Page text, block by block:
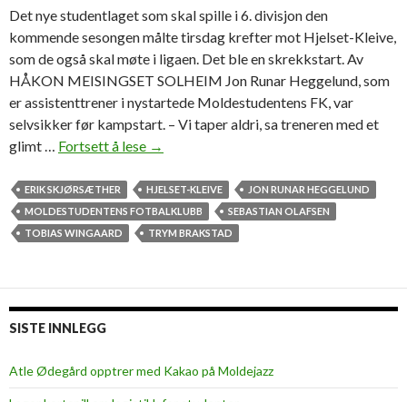
n
d
v
i
c
t
y
Det nye studentlaget som skal spille i 6. divisjon den
kommende sesongen målte tirsdag krefter mot Hjelset-Kleive,
som de også skal møte i ligaen. Det ble en skrekkstart. Av
HÅKON MEISINGSET SOLHEIM Jon Runar Heggelund, som
er assistenttrener i nystartede Moldestudentens FK, var
selvsikker før kampstart. – Vi taper aldri, sa treneren med et
glimt … Fortsett å lese O
a
f
s
l
→
ERIK SKJØRSÆTHER HJELSET-KLEIVE
JON RUNAR HEGGELUND
MOLDESTUDENTENS FOTBALKLUBB
SEBASTIAN OLAFSEN
TOBIAS WINGAARD
TRYM BRAKSTAD
SISTE INNLEGG
Atle Ødegård opptrer med Kakao på Moldejazz